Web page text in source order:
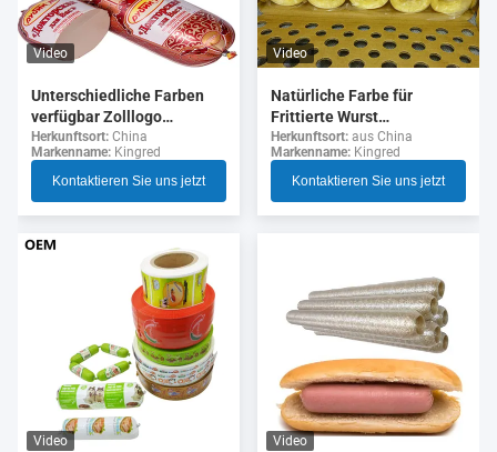
Video
Unterschiedliche Farben
verfügbar Zolllogo
Flexographie Druck 5
Schichten Wurst Gehäuse
für Wurst
Herkunftsort: China
Markenname: Kingred
Kontaktieren Sie uns jetzt
Video
Natürliche Farbe für
Frittierte Wurst
Kollagenhülsen
Herkunftsort: aus China
Markenname: Kingred
Kontaktieren Sie uns jetzt
Video Video